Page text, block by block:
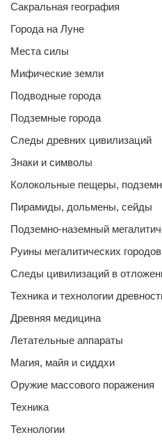
Сакральная география
Города на Луне
Места силы
Мифические земли
Подводные города
Подземные города
Следы древних цивилизаций
Знаки и символы
Колокольные пещеры,
Пирамиды, дольмены, сейды
Подземно-наземный
Руины мегалитических
Следы цивилизаций в
Техника и технологии
Древняя медицина
Летательные аппараты
Магия, майя и сиддхи
Оружие массового поражения
Техника
Технологии